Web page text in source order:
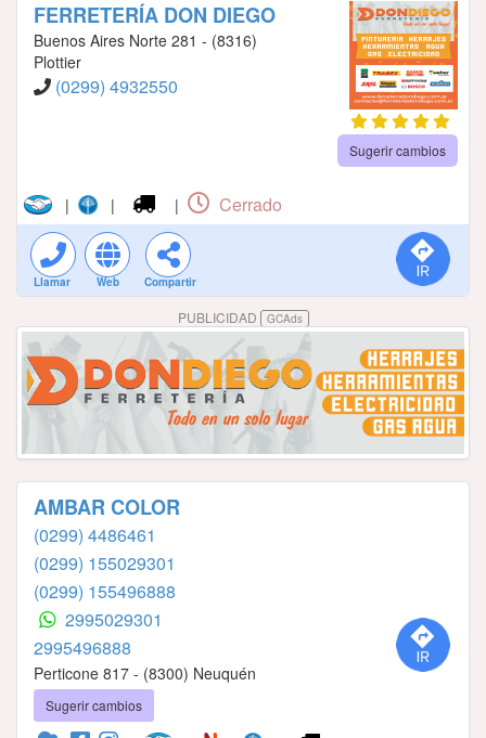
FERRETERÍA DON DIEGO
Buenos Aires Norte 281 - (8316)
Plottier
(0299) 4932550
Sugerir cambios
| | | Cerrado
Llamar Web Compartir
PUBLICIDAD GCAds
AMBAR COLOR
(0299) 4486461
(0299) 155029301
(0299) 155496888
2995029301
2995496888
Perticone 817 - (8300) Neuquén
Sugerir cambios